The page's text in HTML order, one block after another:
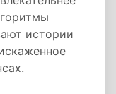
истории